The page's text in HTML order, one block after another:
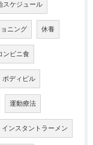
スケジュール
ニング 休養
ンビニ食
ボディビル
運動療法
インスタントラーメン